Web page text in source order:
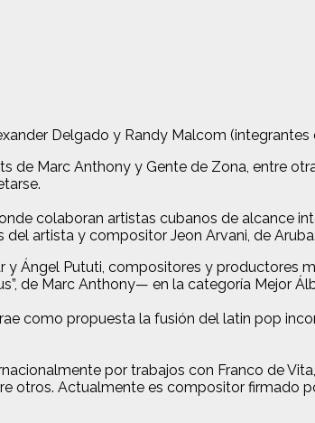
Delgado y Randy Malcom
de Marc Anthony y Gente de Zona, entre
colaboran artistas cubanos de alcance
artista y compositor Jeon Arvani, de Aruba.
y Ángel Pututi, compositores y
de Marc Anthony— en la categoría Mejor
como propuesta la fusión del latin pop
por trabajos con Franco de
otros. Actualmente es compositor